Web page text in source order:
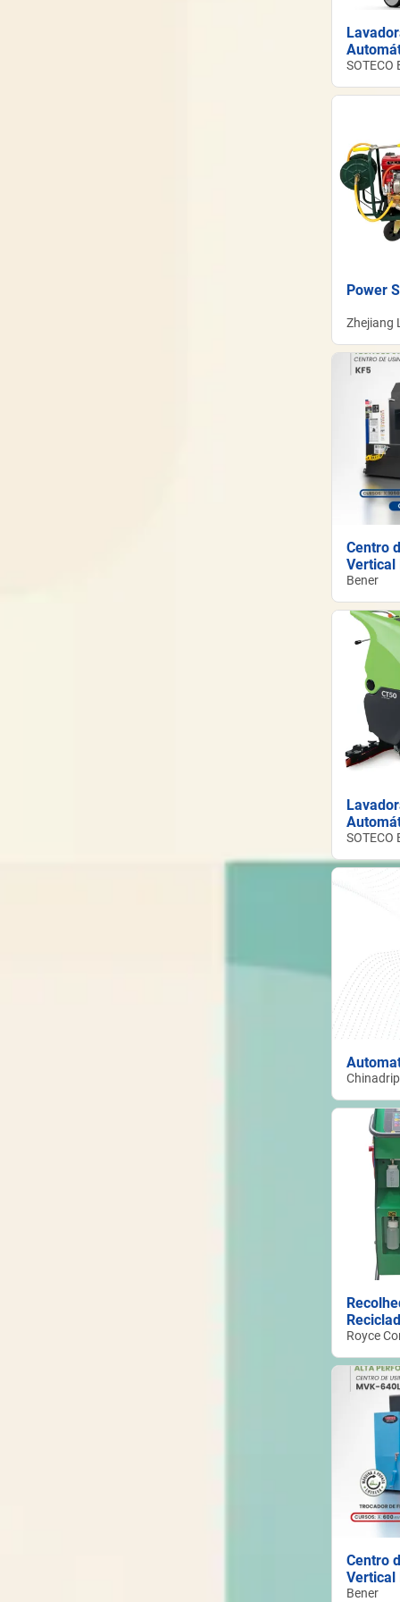
SOTECO
Power
Zhejiang
Centro
Vertical
Bener
SOTECO
Co., Ltd
Royce
Centro
Vertical
Bener